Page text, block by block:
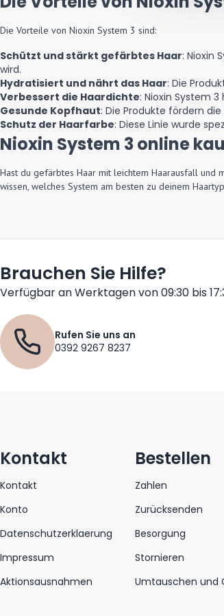
Die Vorteile von Nioxin System 3 sind:
Schützt und stärkt gefärbtes Haar: Nioxin
wird.
Hydratisiert und nährt das Haar: Die
Verbessert die Haardichte: Nioxin System
Gesunde Kopfhaut: Die Produkte fördern
Schutz der Haarfarbe: Diese Linie wurde
Nioxin System 3 online
Hast du gefärbtes Haar mit leichtem Haarausfall und
wissen, welches System am besten zu deinem
Brauchen Sie Hilfe?
Verfügbar an Werktagen von 09:30 bis
Rufen Sie uns an
0392 9267 8237
Kontakt
Kontakt
Konto
Datenschutzerklaerung
Impressum
Aktionsausnahmen
Bestellen
Zahlen
Zurücksenden
Besorgung
Stornieren
Umtauschen und